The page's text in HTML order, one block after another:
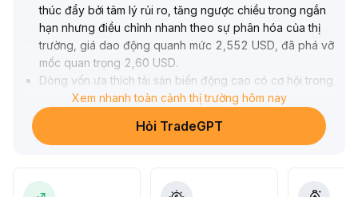
thúc đẩy bởi tâm lý rủi ro, tăng ngược chiều trong ngắn
hạn nhưng điều chỉnh nhanh theo sự phân hóa của thị
trường, giá dao động quanh mức 2,552 USD, đã phá vỡ
mốc quan trọng 2,60 USD.
Dòng vốn ưa thích tài sản biến động cao có cơ hội trong
giai đoạn nhất định nhưng thiếu động lực bền vững, chịu
ảnh hưởng từ biến động vĩ mô và dòng tiền luân chuyển
khoản trên chuỗi; nếu không thể phát triển sâu các kịch
Xem nhanh toàn cảnh thị trường hôm nay
Hỏi TradeGPT